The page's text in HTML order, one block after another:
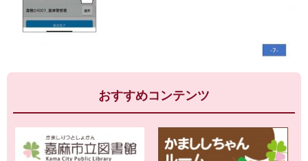
おすすめコンテンツ